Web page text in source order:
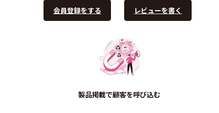
会員登録をする レビューを書く
製品掲載で顧客を呼び込む